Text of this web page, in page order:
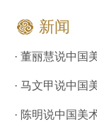
新闻
· 董丽慧说中国
· 马文甲说中国
· 陈明说中国美